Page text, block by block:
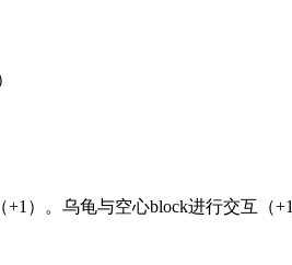
+1 ）。乌龟与空心block进行交互（+1